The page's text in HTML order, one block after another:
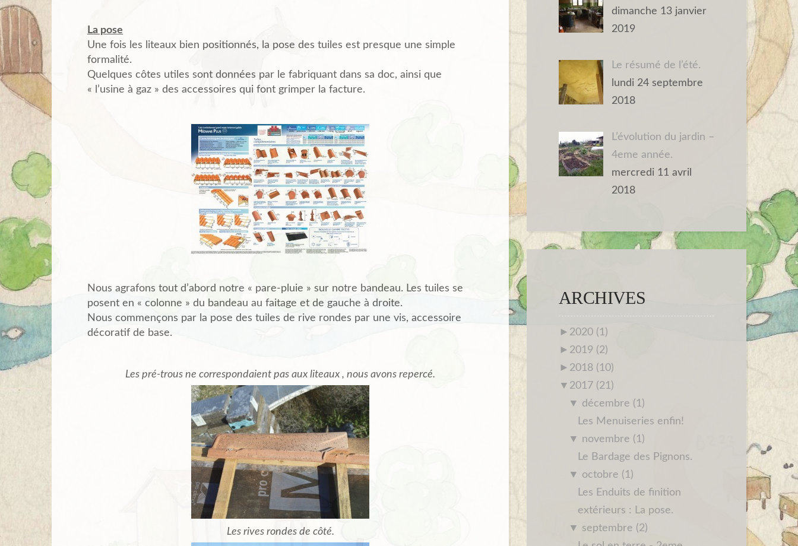
La pose
Une fois les liteaux bien positionnés, la pose des tuiles est presque une simple
formalité.
Quelques côtes utiles sont données par le fabriquant dans sa doc, ainsi que
« l’usine à gaz » des accessoires qui font grimper la facture.
Nous agrafons tout d’abord notre « pare-pluie » sur notre bandeau. Les tuiles se
posent en « colonne » du bandeau au faitage et de gauche à droite.
Nous commençons par la pose des tuiles de rive rondes par une vis, accessoire
décoratif de base.
Les pré-trous ne correspondaient pas aux liteaux , nous avons repercé.
Les rives rondes de côté.
dimanche 13 janvier
2019
Le résumé de l’été.
lundi 24 septembre
2018
L’évolution du jardin –
4eme année.
mercredi 11 avril
2018
ARCHIVES
► 2020 (1)
► 2019 (2)
► 2018 (10)
▼ 2017 (21)
▼ décembre (1)
Les Menuiseries enfin!
▼ novembre (1)
Le Bardage des Pignons.
▼ octobre (1)
Les Enduits de finition
extérieurs : La pose.
▼ septembre (2)